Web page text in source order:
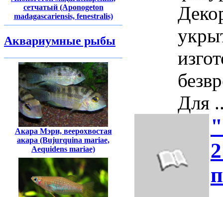
сетчатый (Aponogeton
madagascariensis, fenestralis)
Аквариумные рыбы
Акара Мэри, веерохвостая
акара (Bujurquina mariae,
Aequidens mariae)
Для